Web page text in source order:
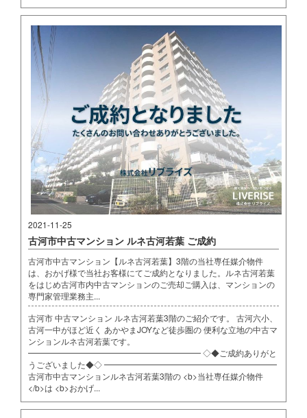
2021-11-25
古河市中古マンション ルネ古河若葉 ご成約
古河市中古マンション【ルネ古河若葉】3階の当社専任媒介物件
は、おかげ様で当社お客様にてご成約となりました。ルネ古河若葉
をはじめ古河市内中古マンションのご売却ご購入は、マンションの
専門家管理業務主...
古河市 中古マンション ルネ古河若葉3階のご紹介です。 古河六小、
古河一中がほど近く あかやまJOYなど徒歩圏の 便利な立地の中古マ
ンションルネ古河若葉です。
━━━━━━━━━━━━━━━━━━━━━ ◇◆ご成約ありがと
うございました◆◇ ━━━━━━━━━━━━━━━━━━━━━
古河市中古マンションルネ古河若葉3階の <b>当社専任媒介物件
</b>は <b>おかげ...